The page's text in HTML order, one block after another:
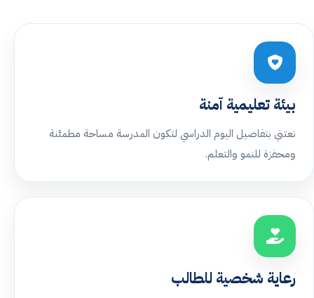
بيئة تعليمية آمنة
نعتني بتفاصيل اليوم الدراسي لتكون المدرسة مساحة مطمئنة
ومحفزة للنمو والتعلم.
رعاية شخصية للطالب